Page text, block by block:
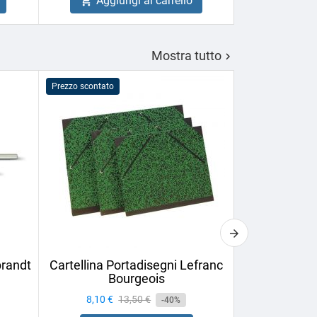
Mostra tutto 
Prezzo scontato
Cartellina Portadisegni Lefranc
Bourgeois
Prezzo
8,10 € Prezzo
base
13,50 € -40%